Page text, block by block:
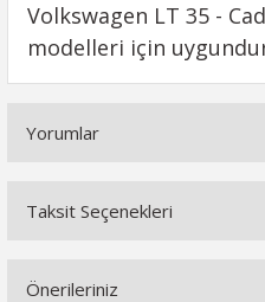
Volkswagen LT 35 -
modelleri için
Yorumlar
Taksit Seçenekleri
Önerileriniz